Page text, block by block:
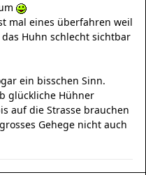
mal eines überfahren weil
Huhn schlecht sichtbar
ein bisschen Sinn.
glückliche Hühner
auf die Strasse brauchen
Gehege nicht auch